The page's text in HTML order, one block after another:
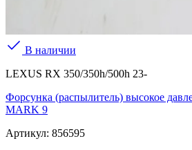
В наличии
LEXUS RX 350/350h/500h 23-
Форсунка (распылитель) высокое
MARK 9
Артикул: 856595